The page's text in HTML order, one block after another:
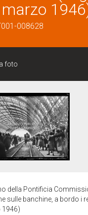
008628
foto
della Pontificia
sulle banchine, a bordo i
1946)